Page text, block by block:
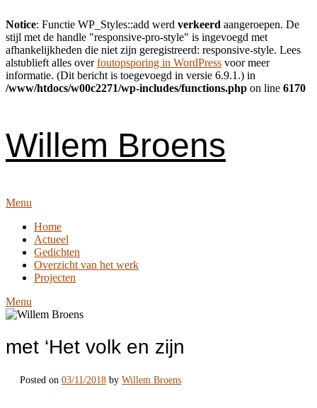
Notice: Functie WP_Styles::add werd verkeerd aangeroepen. De
stijl met de handle "responsive-pro-style" is ingevoegd met
afhankelijkheden die niet zijn geregistreerd: responsive-style. Lees
alstublieft alles overfoutopsporing in WordPress voor meer
informatie. (Dit bericht is toegevoegd in versie 6.9.1.) in
/www/htdocs/w00c2271/wp-includes/functions.php on line 6170
Willem Broens
Menu
Home
Actueel
Gedichten
Overzicht van het werk
Projecten
Menu
met ‘Het volk en zijn
Posted on 03/11/2018 by Willem Broens